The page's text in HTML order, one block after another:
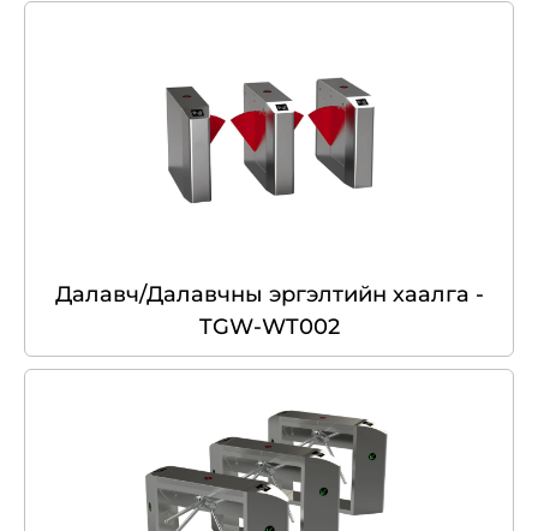
Далавч/Далавчны эргэлтийн хаалга -
TGW-WT002